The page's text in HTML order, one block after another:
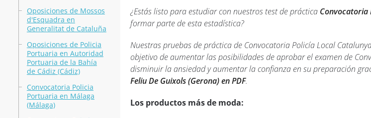
Oposiciones de Mossos
d'Esquadra en
Generalitat de Cataluña
Oposiciones de Policia
Portuaria en Autoridad
Portuaria de la Bahía
de Cádiz (Cádiz)
Convocatoria Policia
Portuaria en Málaga
(Málaga)
¿Estás listo para estudiar con nuestros test de práctica Convocatoria
formar parte de esta estadística?
Nuestras pruebas de práctica de Convocatoria Policía Local
objetivo de aumentar las posibilidades de aprobar el examen de
disminuir la ansiedad y aumentar la confianza en su preparación
Feliu De Guixols (Gerona) en PDF.
Los productos más de moda: